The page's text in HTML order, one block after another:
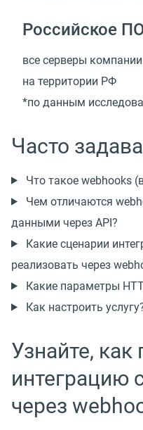
Российское
все серверы
на территории РФ
*по данным
Часто
Что такое webhooks
Чем отличаются
данными через API?
Какие сценарии
реализовать через
Какие параметры
Как настроить
Узнайте,
интеграцию
через